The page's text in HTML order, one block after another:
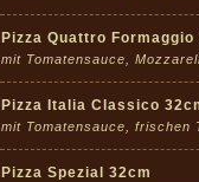
Pizza Quattro Formaggio
mit Tomatensauce,
Pizza Italia Classico
mit Tomatensauce, frischen
Pizza Spezial 32cm